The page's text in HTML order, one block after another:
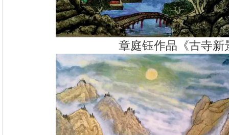
章庭钰作品《古寺新